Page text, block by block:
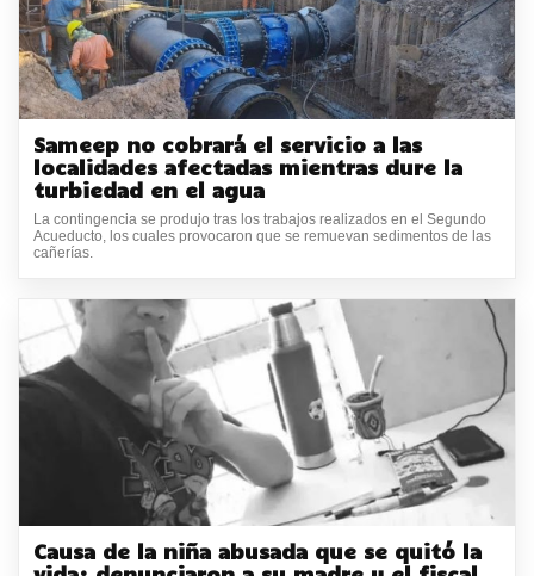
Sameep no cobrará el servicio a las
localidades afectadas mientras dure la
turbiedad en el agua
La contingencia se produjo tras los trabajos realizados en el Segundo
Acueducto, los cuales provocaron que se remuevan sedimentos de las
cañerías.
Causa de la niña abusada que se quitó la